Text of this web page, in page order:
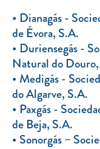
Dianagás -
de Évora, S.A.
Duriensegás -
Natural do
Medigás -
do Algarve, S.A.
Paxgás -
de Beja, S.A.
Sonorgás –